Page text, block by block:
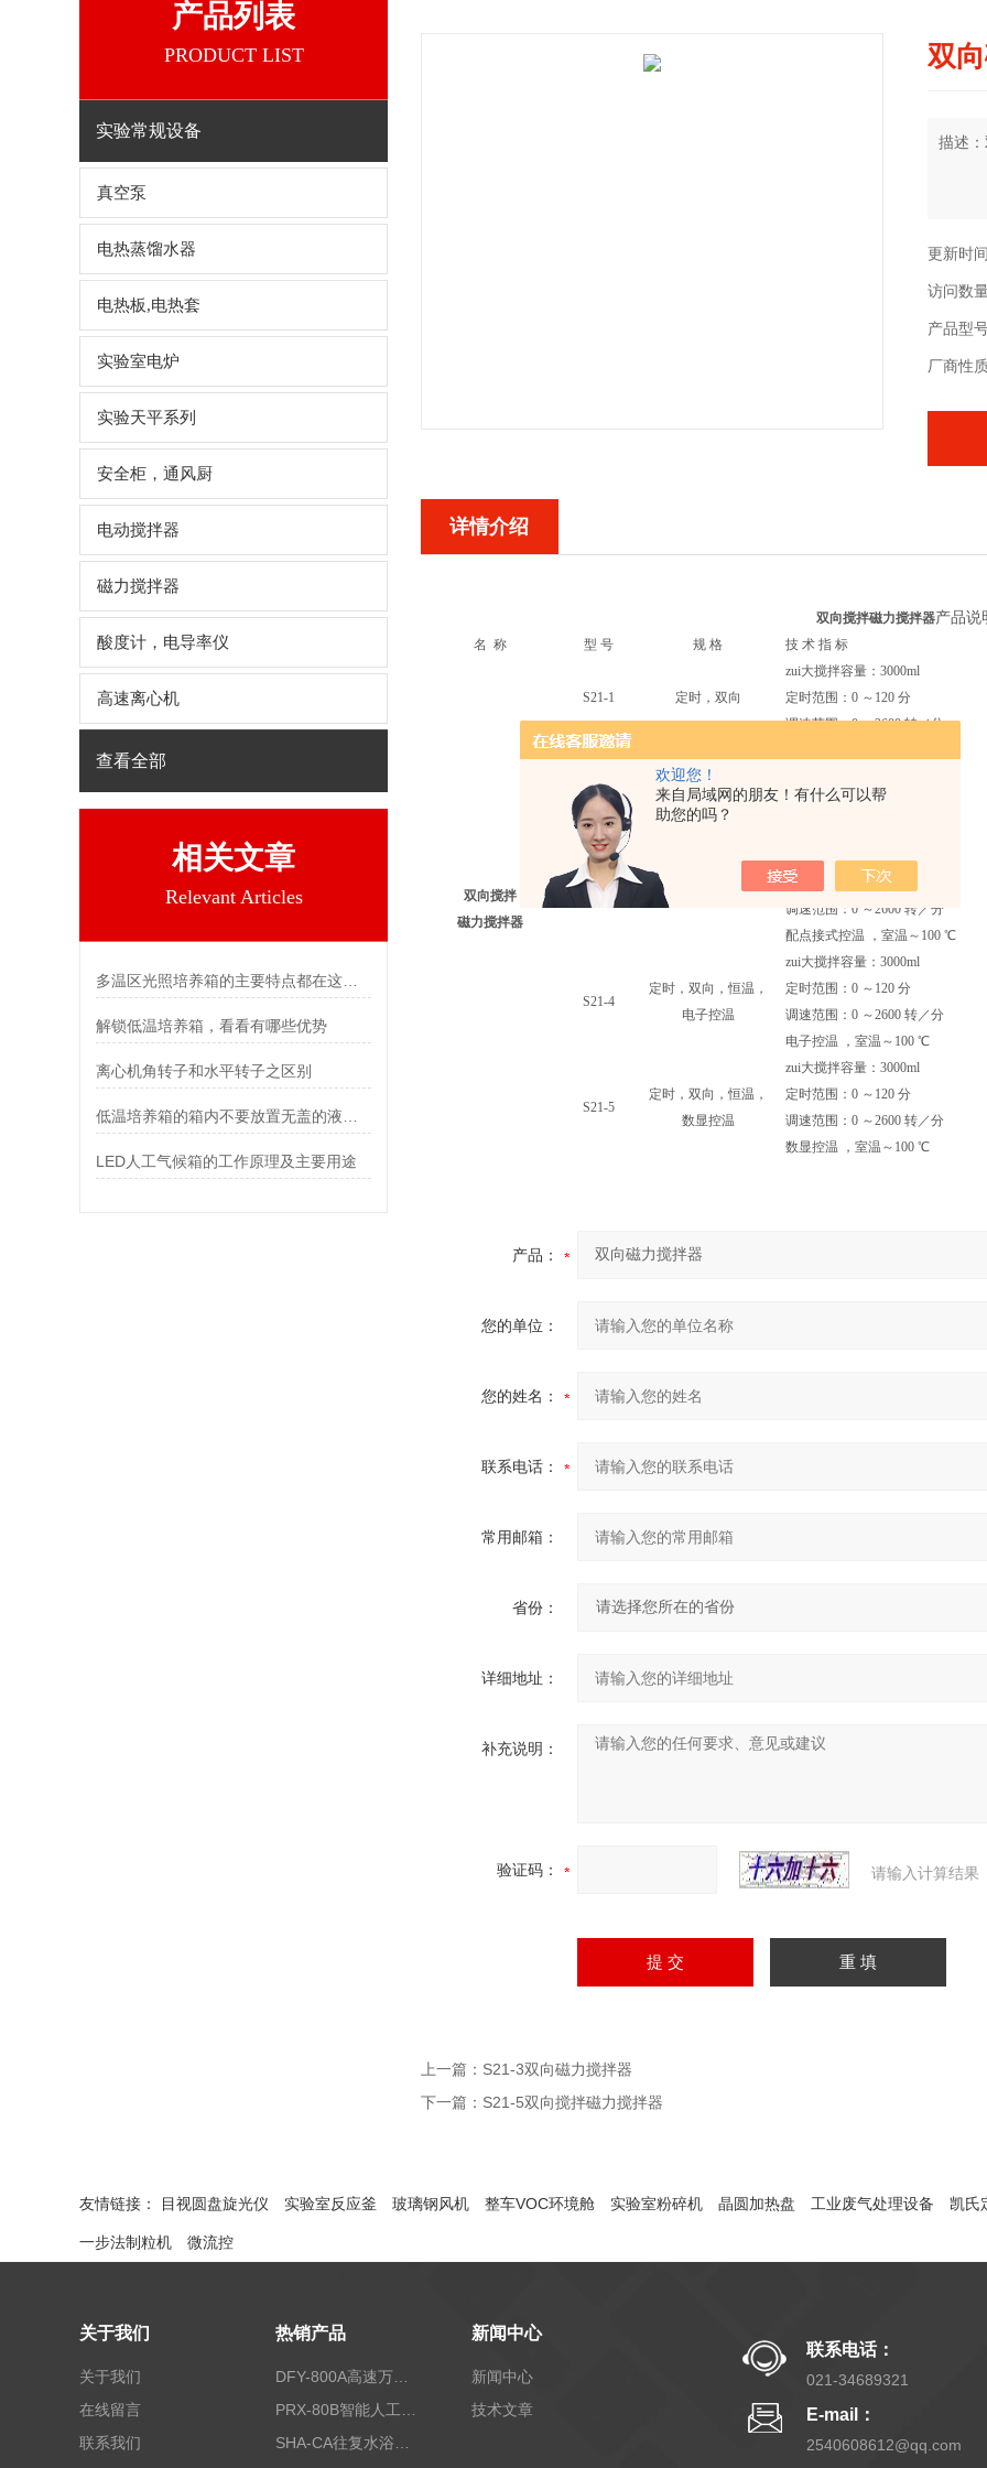
欢迎您！
来自局域网的朋友！有什么可以帮
助您的吗？
产品列表
PRODUCT LIST
实验常规设备
真空泵
电热蒸馏水器
电热板,电热套
实验室电炉
实验天平系列
安全柜，通风厨
电动搅拌器
磁力搅拌器
酸度计，电导率仪
高速离心机
查看全部
相关文章
Relevant Articles
多温区光照培养箱的主要特点都在这儿了
解锁低温培养箱，看看有哪些优势
离心机角转子和水平转子之区别
LED人工气候箱的工作原理及主要用途
双
描述
更新时
访问数
产品型
厂商性
详情介绍
双向搅拌磁力搅拌器产品说
名 称 型 号 规 格 技 术 指 标
双向搅拌
磁力搅拌器
S21-1 定时，双向
zui大搅拌容量：3000ml
定时范围：0 ～120 分
调速范围：0 ～2600 转／分
S21-2 定时，双向，加热
调速范围：0 ～2600 转／分
S21-3 定时，双向，恒温
定时范围：0 ～120 分
调速范围：0 ～2600 转／分
配点接式控温 ，室温～100 ℃
S21-4
定时，双向，恒温，
电子控温
zui大搅拌容量：3000ml
定时范围：0 ～120 分
调速范围：0 ～2600 转／分
电子控温 ，室温～100 ℃
S21-5
定时，双向，恒温，
数显控温
zui大搅拌容量：3000ml
定时范围：0 ～120 分
调速范围：0 ～2600 转／分
数显控温 ，室温～100 ℃
产品：
您的单位：
您的姓名：
联系电话：
常用邮箱：
省份：
详细地址：
补充说明：
验证码： 请输入计算结果
上一篇： S21-3双向磁力搅拌器
下一篇： S21-5双向搅拌磁力搅拌器
友情链接： 目视圆盘旋光仪 实验室反应釜 玻璃钢风机 整车VOC环境舱 实验室粉碎机 晶圆加热盘 工业废气处理设备 凯氏
一步法制粒机 微流控
关于我们
关于我们
在线留言
联系我们
热销产品 新闻中心
新闻中心
技术文章
联系电话：
021-34689321
E-mail：
2540608612@qq.com